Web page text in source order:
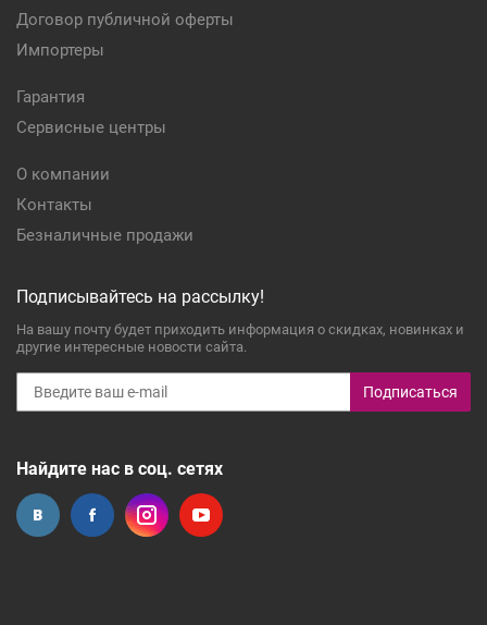
Договор публичной оферты
Импортеры
Гарантия
Сервисные центры
О компании
Контакты
Безналичные продажи
Подписывайтесь на рассылку!
На вашу почту будет приходить информация о скидках, новинках и
другие интересные новости сайта.
Подписаться
Найдите нас в соц. сетях